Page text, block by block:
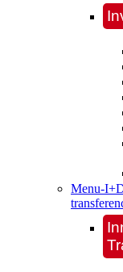
Menu-